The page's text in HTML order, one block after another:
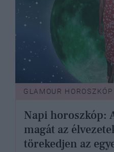
GLAMOUR HOROSZKÓP
Napi horoszkóp:
magát az
törekedjen az